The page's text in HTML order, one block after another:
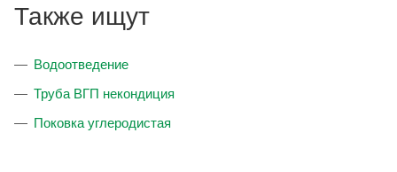
Также ищут
Водоотведение
Труба ВГП некондиция
Поковка углеродистая